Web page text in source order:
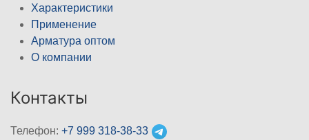
Характеристики
Применение
Арматура оптом
О компании
Контакты
Телефон: +7 999 318-38-33